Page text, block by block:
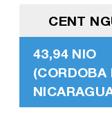
CENT
43,94 NIO
(CORDOBA